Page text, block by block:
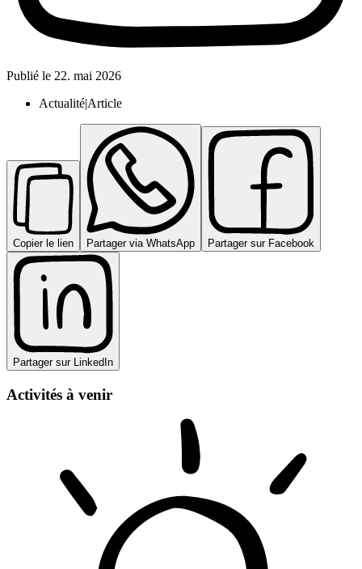
Publié le 22. mai 2026
Actualité|Article
Copier le lien Partager via WhatsApp Partager sur Facebook
Partager sur LinkedIn
Activités à venir